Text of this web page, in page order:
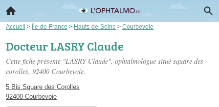
Accueil > Île-de-France > Hauts-de-Seine > Courbevoie
Docteur LASRY Claude
Cette fiche présente "LASRY Claude", ophtalmologue situé square des
corolles, 92400 Courbevoie.
5 Bis Square des Corolles
92400 Courbevoie